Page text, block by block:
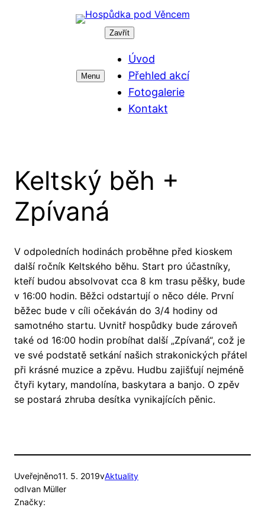
Menu
Zavřít
Úvod
Přehled akcí
Fotogalerie
Kontakt
Keltský běh +
Zpívaná
V odpoledních hodinách proběhne před kioskem
další ročník Keltského běhu. Start pro účastníky,
kteří budou absolvovat cca 8 km trasu pěšky, bude
v 16:00 hodin. Běžci odstartují o něco déle. První
běžec bude v cíli očekáván do 3/4 hodiny od
samotného startu. Uvnitř hospůdky bude zároveň
také od 16:00 hodin probíhat další „Zpívaná“, což je
ve své podstatě setkání našich strakonických přátel
při krásné muzice a zpěvu. Hudbu zajišťují nejméně
čtyři kytary, mandolína, baskytara a banjo. O zpěv
se postará zhruba desítka vynikajících pěnic.
Uveřejněno11. 5. 2019vAktuality
odIvan Müller
Značky: